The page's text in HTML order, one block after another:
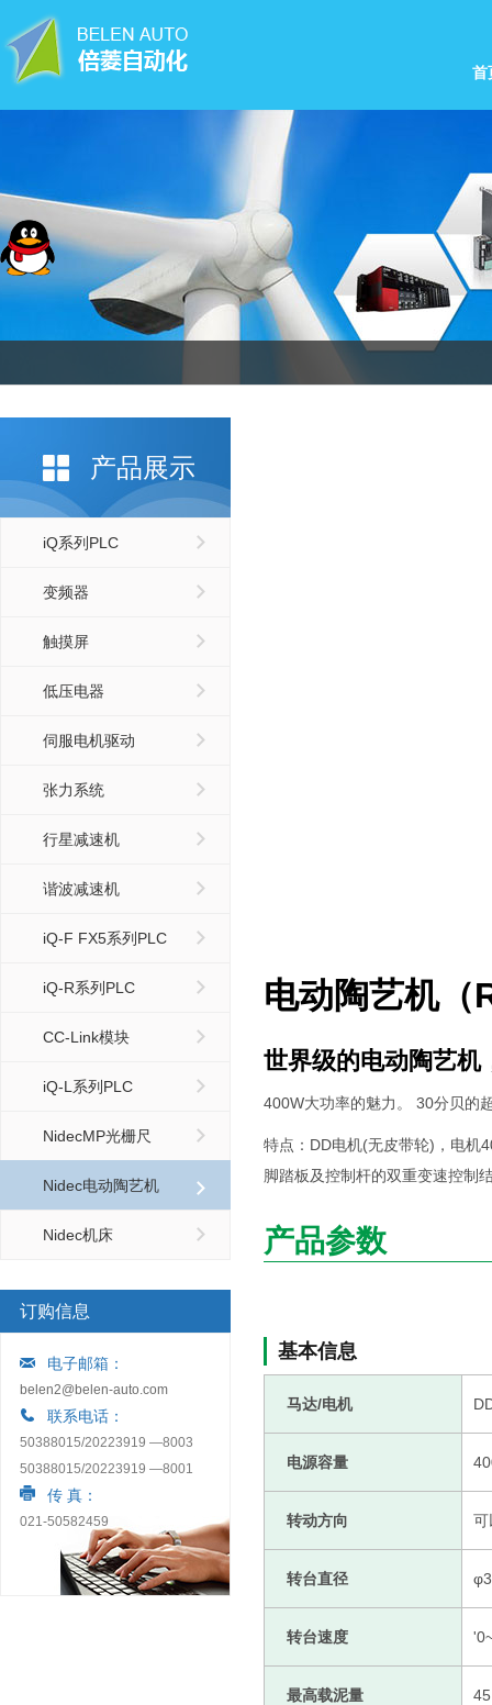
首
产品展示
iQ系列PLC
变频器
触摸屏
低压电器
伺服电机驱动
张力系统
行星减速机
谐波减速机
iQ-F FX5系列PLC
iQ-R系列PLC
CC-Link模块
iQ-L系列PLC
NidecMP光栅尺
Nidec电动陶艺机
Nidec机床
订购信息
电子邮箱：
belen2@belen-auto.com
联系电话：
50388015/20223919 —8003
50388015/20223919 —8001
传 真：
021-50582459
电动陶艺机（
世界级的电动陶艺机
400W大功率的魅力。 30分贝的
特点： DD电机(无皮带轮)，电机
脚踏板及控制杆的双重变速控制
产品参数
基本信息
马达/电机
电源容量
转动方向 可
转台直径
转台速度
最高载泥量